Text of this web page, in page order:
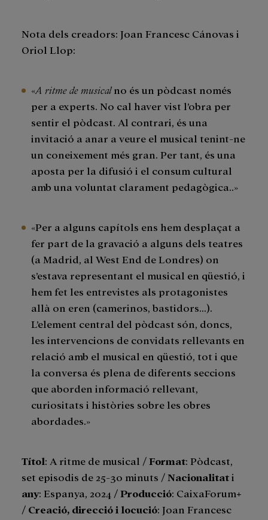
Nota dels creadors: Joan Francesc Cánovas i
Oriol Llop:
«A ritme de musicalno és un pòdcast només
per a experts. No cal haver vist l’obra per
sentir el pòdcast. Al contrari, és una
invitació a anar a veure el musical tenint-ne
un coneixement més gran. Per tant, és una
aposta per la difusió i el consum cultural
amb una voluntat clarament pedagògica..»
«Per a alguns capítols ens hem desplaçat a
fer part de la gravació a alguns dels teatres
(a Madrid, al West End de Londres) on
s’estava representant el musical en qüestió, i
hem fet les entrevistes als protagonistes
allà on eren (camerinos, bastidors…).
L’element central del pòdcast són, doncs,
les intervencions de convidats rellevants en
relació amb el musical en qüestió, tot i que
la conversa és plena de diferents seccions
que aborden informació rellevant,
curiositats i històries sobre les obres
abordades.»
Títol: A ritme de musical /Format: Pòdcast,
set episodis de 25-30 minuts /Nacionalitati
any: Espanya, 2024 /Producció: CaixaForum+
/ Creació, direcció i locució: Joan Francesc